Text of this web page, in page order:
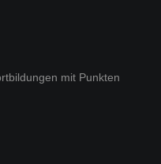
mit Punkten